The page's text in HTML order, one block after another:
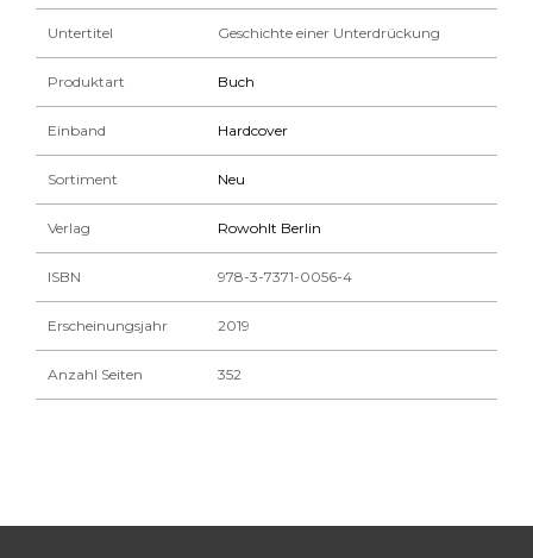
Untertitel Geschichte einer Unterdrückung
Produktart Buch
Einband Hardcover
Sortiment Neu
Verlag Rowohlt Berlin
ISBN 978-3-7371-0056-4
Erscheinungsjahr 2019
Anzahl Seiten 352